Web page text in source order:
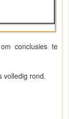
conclusies te
volledig rond.